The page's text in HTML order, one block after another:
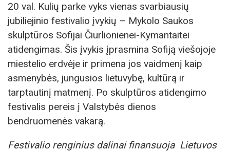
20 val. Kulių parke vyks vienas svarbiausių
jubiliejinio festivalio įvykių – Mykolo Saukos
skulptūros Sofijai Čiurlionienei-Kymantaitei
atidengimas. Šis įvykis įprasmina Sofiją viešojoje
miestelio erdvėje ir primena jos vaidmenį kaip
asmenybės, jungusios lietuvybę, kultūrą ir
tarptautinį matmenį. Po skulptūros atidengimo
festivalis pereis į Valstybės dienos
bendruomenės vakarą.
Festivalio renginius dalinai finansuoja Lietuvos